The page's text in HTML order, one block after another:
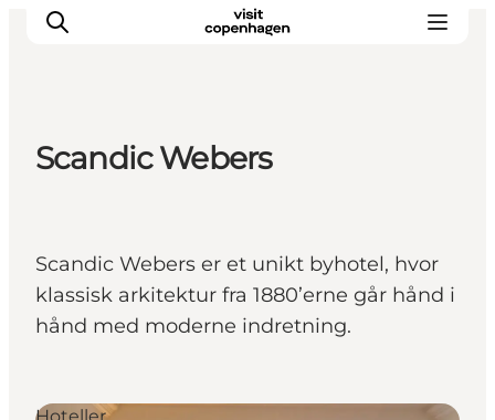
Planlegg turen din
Scandic Webers
Scandic Webers er et unikt byhotel, hvor
klassisk arkitektur fra 1880’erne går hånd i
hånd med moderne indretning.